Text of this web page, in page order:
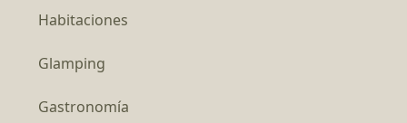
Habitaciones
Glamping
Gastronomía